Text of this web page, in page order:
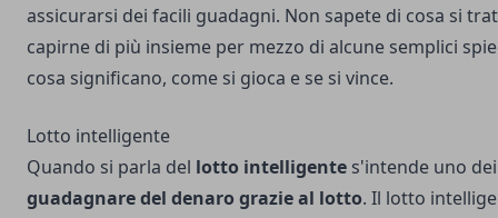
assicurarsi dei facili guadagni. Non sapete di cosa si
capirne di più insieme per mezzo di alcune semplici
cosa significano, come si gioca e se si vince.
Lotto intelligente
Quando si parla del lotto intelligente s'intende uno
guadagnare del denaro grazie al lotto. Il lotto